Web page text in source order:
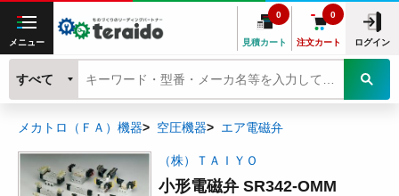
メニュー 見積カート
0
注文カート
0
ログイン
すべて
メカトロ（ＦＡ）機器 空圧機器 エア電磁弁
（株）ＴＡＩＹＯ
小形電磁弁 SR342-OMM